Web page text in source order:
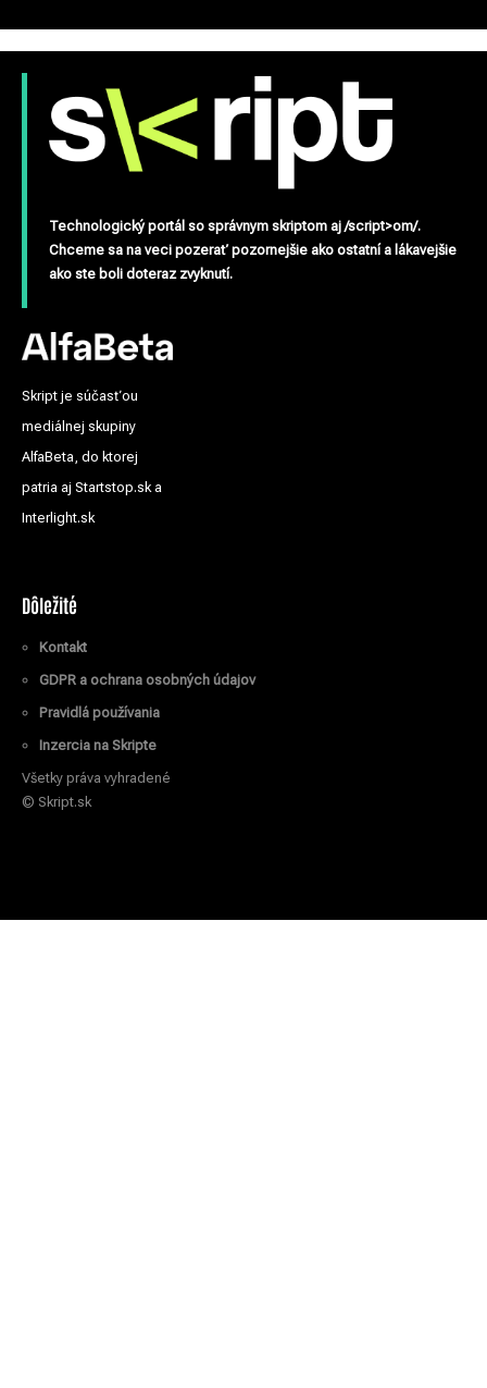
Technologický portál so správnym skriptom aj /script>om/.
Chceme sa na veci pozerať pozornejšie ako ostatní a lákavejšie
ako ste boli doteraz zvyknutí.
Skript je súčasťou
mediálnej skupiny
AlfaBeta, do ktorej
patria aj Startstop.sk a
Interlight.sk
Dôležité
Kontakt
GDPR a ochrana osobných údajov
Pravidlá používania
Inzercia na Skripte
Všetky práva vyhradené
© Skript.sk